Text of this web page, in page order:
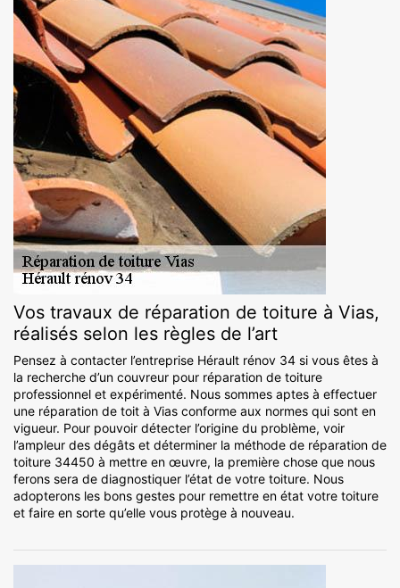
Vos travaux de réparation de toiture à Vias,
réalisés selon les règles de l’art
Pensez à contacter l’entreprise Hérault rénov 34 si vous êtes à
la recherche d’un couvreur pour réparation de toiture
professionnel et expérimenté. Nous sommes aptes à effectuer
une réparation de toit à Vias conforme aux normes qui sont en
vigueur. Pour pouvoir détecter l’origine du problème, voir
l’ampleur des dégâts et déterminer la méthode de réparation de
toiture 34450 à mettre en œuvre, la première chose que nous
ferons sera de diagnostiquer l’état de votre toiture. Nous
adopterons les bons gestes pour remettre en état votre toiture
et faire en sorte qu’elle vous protège à nouveau.